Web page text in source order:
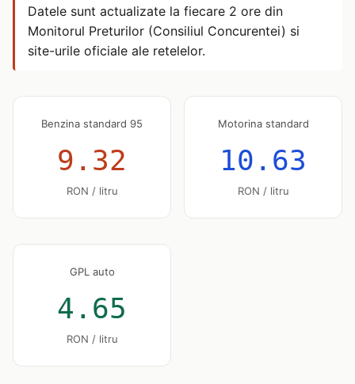
Datele sunt actualizate la fiecare 2 ore din
Monitorul Preturilor (Consiliul Concurentei) si
site-urile oficiale ale retelelor.
Benzina standard 95
9.32
RON / litru
Motorina standard
10.63
RON / litru
GPL auto
4.65
RON / litru